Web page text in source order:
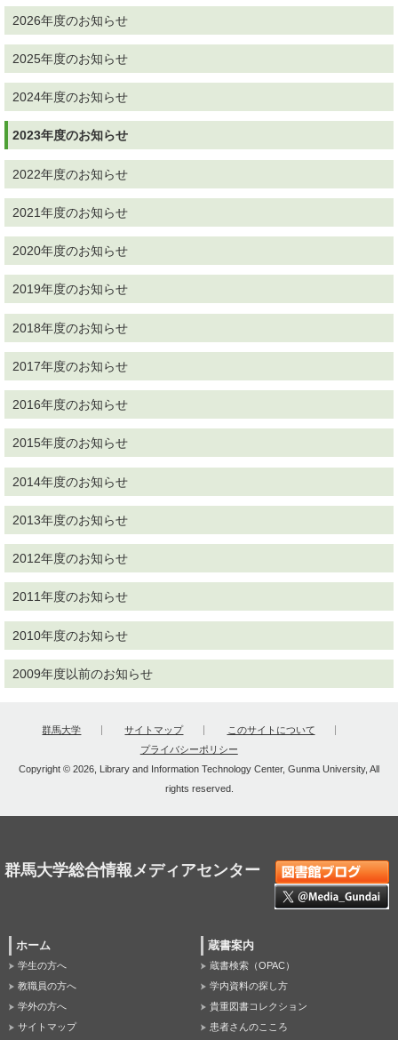
2026年度のお知らせ
2025年度のお知らせ
2024年度のお知らせ
2023年度のお知らせ
2022年度のお知らせ
2021年度のお知らせ
2020年度のお知らせ
2019年度のお知らせ
2018年度のお知らせ
2017年度のお知らせ
2016年度のお知らせ
2015年度のお知らせ
2014年度のお知らせ
2013年度のお知らせ
2012年度のお知らせ
2011年度のお知らせ
2010年度のお知らせ
2009年度以前のお知らせ
群馬大学 サイトマップ
このサイトについて
プライバシーポリシー
Copyright © 2026, Library and Information Technology Center, Gunma University, All
rights reserved.
群馬大学総合情報メディアセンター
ホーム
学生の方へ
教職員の方へ
学外の方へ
サイトマップ
蔵書案内
蔵書検索（OPAC）
学内資料の探し方
貴重図書コレクション
患者さんのこころ